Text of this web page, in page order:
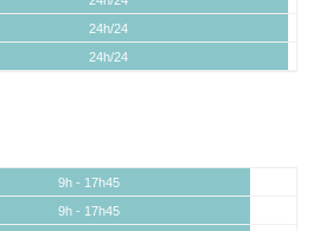
24h/24
24h/24
9h - 17h45
9h - 17h45